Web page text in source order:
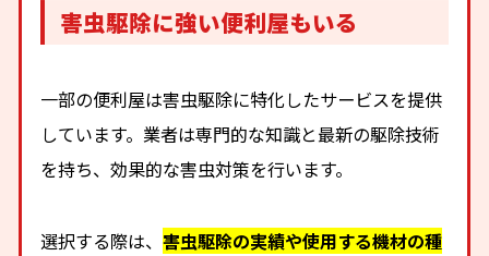
害虫駆除に強い便利屋もいる
一部の便利屋は害虫駆除に特化したサービスを提供
しています。業者は専門的な知識と最新の駆除技術
を持ち、効果的な害虫対策を行います。
選択する際は、害虫駆除の実績や使用する機材の種